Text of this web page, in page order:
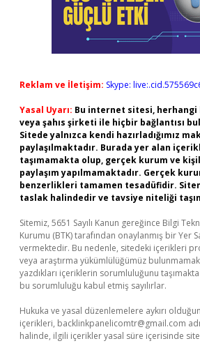
Reklam ve İletişim: Skype:
Yasal Uyarı: Bu internet sitesi,
veya şahıs şirketi ile hiçbir bağlantısı
Sitede yalnızca kendi hazırladığımız
paylaşılmaktadır. Burada yer alan
taşımamakta olup, gerçek kurum ve
paylaşım yapılmamaktadır. Gerçek
benzerlikleri tamamen tesadüfidir.
taslak halindedir ve tavsiye niteliği
Sitemiz, 5651 Sayılı Kanun gereğince Bilgi
Kurumu (BTK) tarafından onaylanmış bir Yer
vermektedir. Bu nedenle, sitedeki içerikleri
veya araştırma yükümlülüğümüz
yazdıkları içeriklerin sorumluluğunu
bu sorumluluğu kabul etmiş sayılırlar.
Hukuka ve yasal düzenlemelere aykırı
içerikleri, backlinkpanelicomtr@gmail.com
halinde, ilgili içerikler yasal süre içerisinde